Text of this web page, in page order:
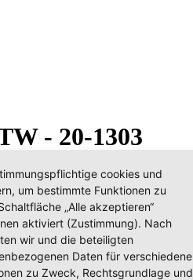
- 20-1303
cookies und
um bestimmte Funktionen zu
„Alle akzeptieren“
aktiviert (Zustimmung). Nach
wir und die beteiligten
Daten für verschiedene
zu Zweck, Rechtsgrundlage und